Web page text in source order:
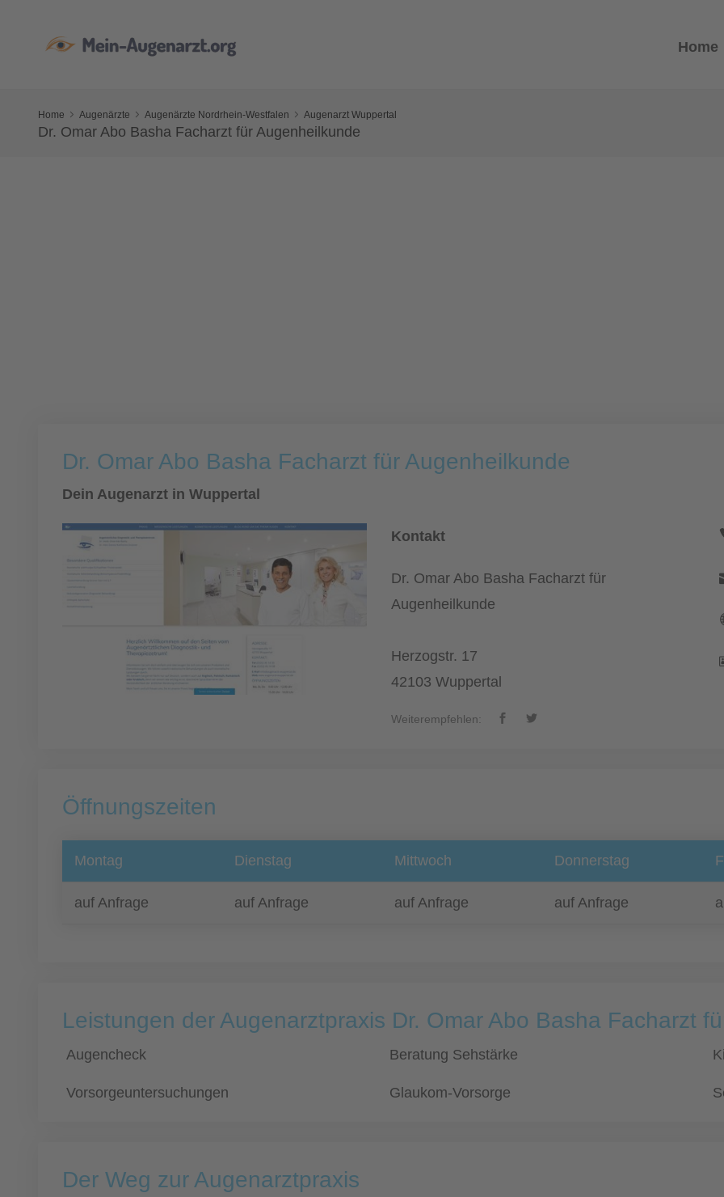
Home
Home Augenärzte Augenärzte Nordrhein-Westfalen Augenarzt Wuppertal
Dr. Omar Abo Basha Facharzt für Augenheilkunde
Dr. Omar Abo Basha Facharzt für Augenheilkunde
Dein Augenarzt in Wuppertal
Kontakt
Dr. Omar Abo Basha Facharzt für
Augenheilkunde
Herzogstr. 17
42103 Wuppertal
Weiterempfehlen:
Öffnungszeiten
Montag Dienstag Mittwoch Donnerstag
auf Anfrage auf Anfrage auf Anfrage auf Anfrage
Leistungen der Augenarztpraxis Dr. Omar Abo Basha Facharzt
Augencheck Beratung Sehstärke
Vorsorgeuntersuchungen Glaukom-Vorsorge
Der Weg zur Augenarztpraxis